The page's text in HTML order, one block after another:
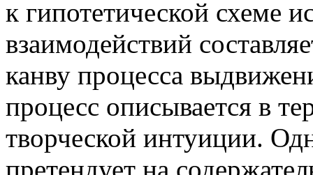
к гипотетической схеме
взаимодействий
канву процесса
процесс описывается в
творческой интуиции.
претендует на